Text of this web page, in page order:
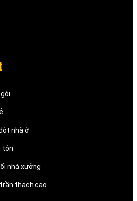
nhà ở
tôn
nhà xưởng
thạch cao